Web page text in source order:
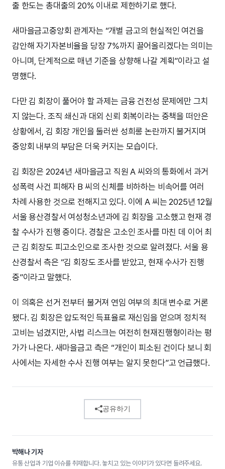
출 한도는 총대출의 20% 이내로 제한하기로 했다.
새마을금고중앙회 관계자는 “개별 금고의 현실적인 여건을
감안해 자기자본비율을 당장 7%까지 끌어올리겠다는 의미는
아니며, 단계적으로 매년 기준을 상향해 나갈 계획”이라고 설
명했다.
다만 김 회장이 풀어야 할 과제는 금융 건전성 문제에만 그치
지 않는다. 조직 쇄신과 대외 신뢰 회복이라는 중책을 떠안은
상황에서, 김 회장 개인을 둘러싼 성희롱 논란까지 불거지며
중앙회 내부의 부담은 더욱 커지는 모습이다.
김 회장은 2024년 새마을금고 직원 A 씨와의 통화에서 과거
성폭력 사건 피해자 B 씨의 신체를 비하하는 비속어를 여러
차례 사용한 것으로 전해지고 있다. 이에 A 씨는 2025년 12월
서울 용산경찰서 여성청소년과에 김 회장을 고소했고 현재 경
찰 수사가 진행 중이다. 경찰은 고소인 조사를 마친 데 이어 최
근 김 회장도 피고소인으로 조사한 것으로 알려졌다. 서울 용
산경찰서 측은 “김 회장도 조사를 받았고, 현재 수사가 진행
중”이라고 말했다.
이 의혹은 선거 전부터 불거져 연임 여부의 최대 변수로 거론
됐다. 김 회장은 압도적인 득표율로 재신임을 얻으며 정치적
고비는 넘겼지만, 사법 리스크는 여전히 현재진행형이라는 평
가가 나온다. 새마을금고 측은 “개인이 피소된 건이다 보니 회
사에서는 자세한 수사 진행 여부는 알지 못한다”고 언급했다.
공유하기
박해나 기자
유통 산업과 기업 이슈를 취재합니다. 놓치고 있는 이야기가 있다면 들려주세요.